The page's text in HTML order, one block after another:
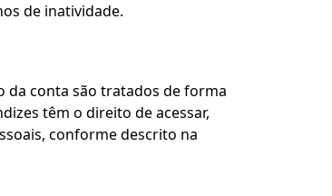
de inatividade.
da conta são tratados de forma
têm o direito de acessar,
conforme descrito na